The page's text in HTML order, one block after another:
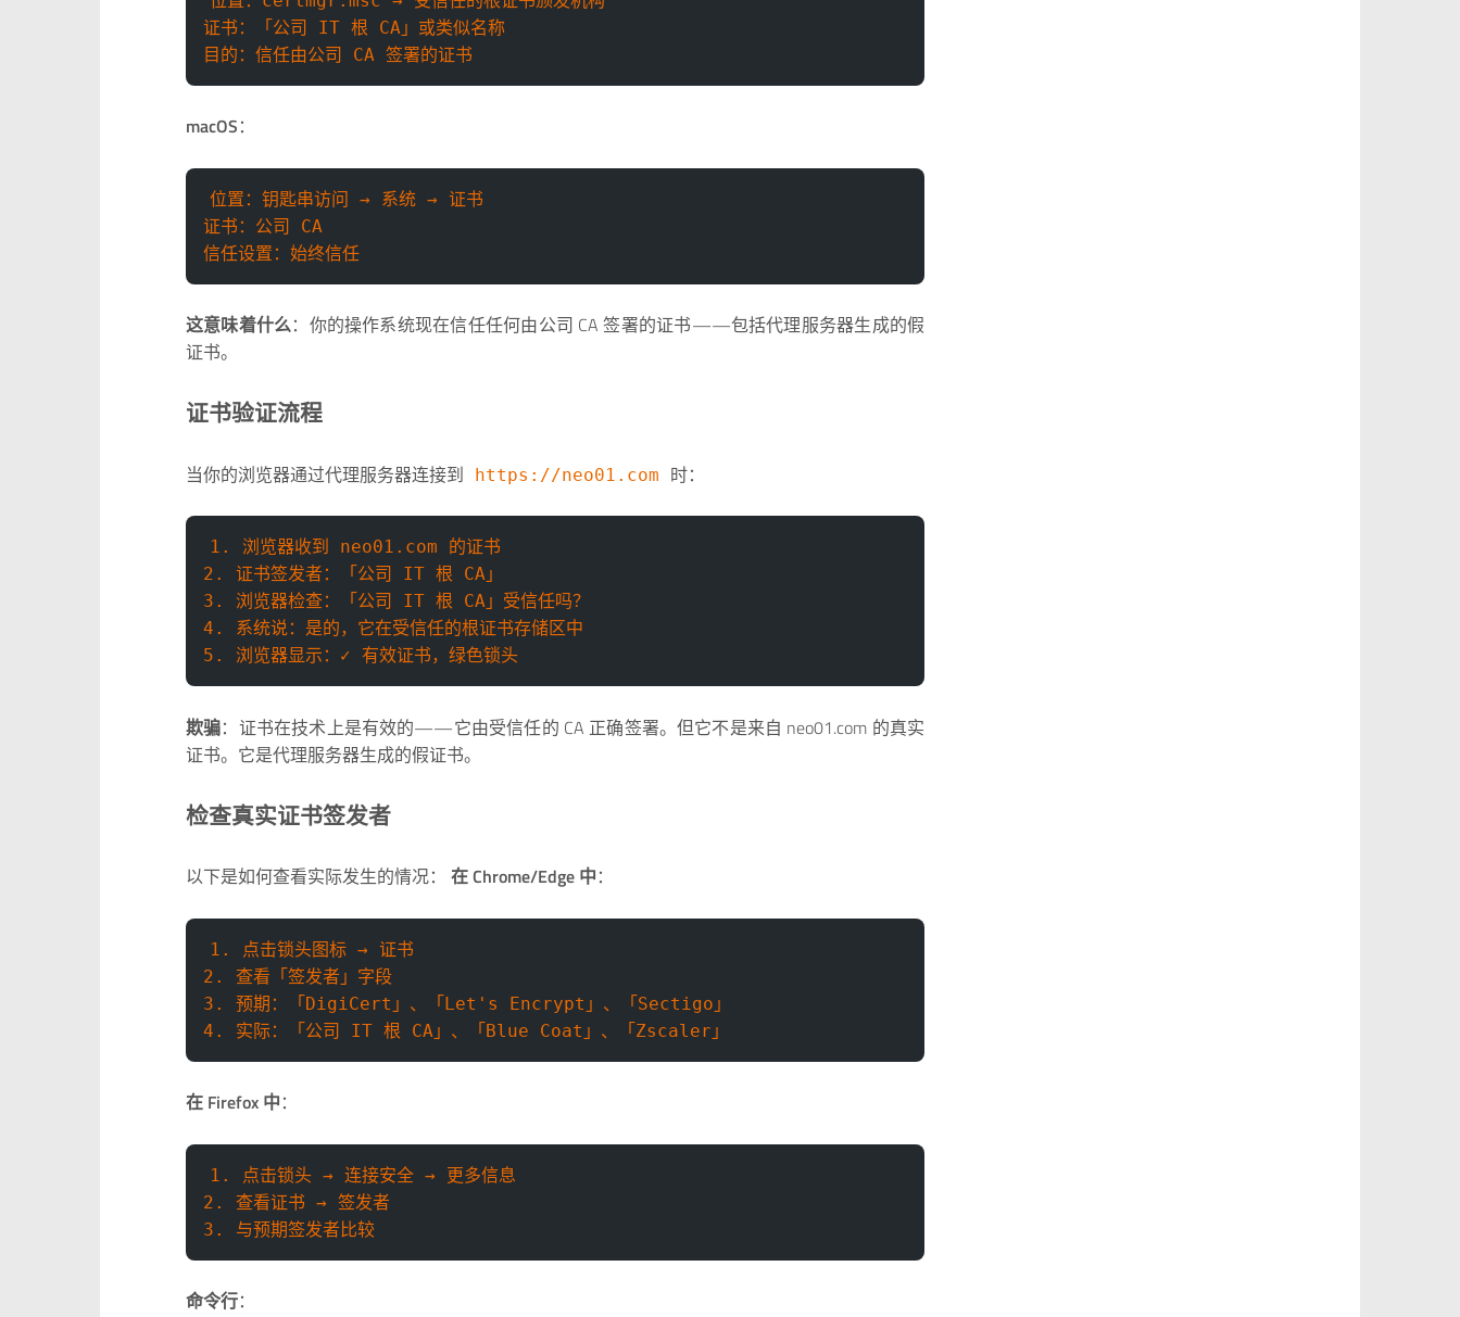
证书：「公司 IT 根 CA」或类似名称
目的：信任由公司 CA 签署的证书
macOS：
位置：钥匙串访问 → 系统 → 证书
证书：公司 CA
信任设置：始终信任
这意味着什么：你的操作系统现在信任任何由公司 CA 签署的证书——包括代理服务器生成的假
证书。
证书验证流程
当你的浏览器通过代理服务器连接到 https://neo01.com 时：
1. 浏览器收到 neo01.com 的证书
2. 证书签发者：「公司 IT 根 CA」
3. 浏览器检查：「公司 IT 根 CA」受信任吗？
4. 系统说：是的，它在受信任的根证书存储区中
5. 浏览器显示：✓ 有效证书，绿色锁头
欺骗：证书在技术上是有效的——它由受信任的 CA 正确签署。但它不是来自 neo01.com 的真实
证书。它是代理服务器生成的假证书。
检查真实证书签发者
以下是如何查看实际发生的情况： 在 Chrome/Edge 中：
1. 点击锁头图标 → 证书
2. 查看「签发者」字段
3. 预期：「DigiCert」、「Let's Encrypt」、「Sectigo」
4. 实际：「公司 IT 根 CA」、「Blue Coat」、「Zscaler」
在 Firefox 中：
1. 点击锁头 → 连接安全 → 更多信息
2. 查看证书 → 签发者
3. 与预期签发者比较
命令行：